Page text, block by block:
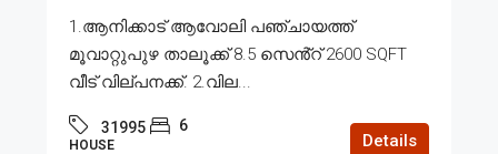
1.ആനിക്കാട് ആവോലി പഞ്ചായത്ത്
മൂവാറ്റുപുഴ താലൂക്ക് 8.5 സെൻ്റ് 2600 SQFT
വീട് വില്പനക്ക്. 2.വില...
31995 6
HOUSE Details